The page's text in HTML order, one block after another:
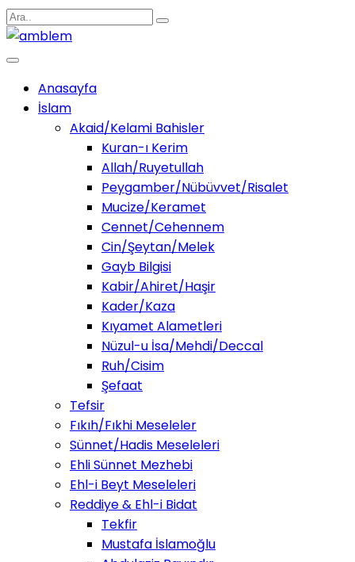
Anasayfa
İslam
Akaid/Kelami Bahisler
Kuran-ı Kerim
Allah/Ruyetullah
Peygamber/Nübüvvet/Risalet
Mucize/Keramet
Cennet/Cehennem
Cin/Şeytan/Melek
Gayb Bilgisi
Kabir/Ahiret/Haşir
Kader/Kaza
Kıyamet Alametleri
Nüzul-u İsa/Mehdi/Deccal
Ruh/Cisim
Şefaat
Tefsir
Fıkıh/Fıkhi Meseleler
Sünnet/Hadis Meseleleri
Ehli Sünnet Mezhebi
Ehl-i Beyt Meseleleri
Reddiye & Ehl-i Bidat
Tekfir
Mustafa İslamoğlu